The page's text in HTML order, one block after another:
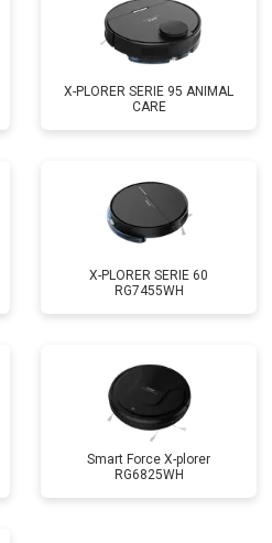
X-PLORER SERIE 95 ANIMAL
CARE
X-PLORER SERIE 60
RG7455WH
Smart Force X-plorer
RG6825WH